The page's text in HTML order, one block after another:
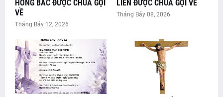
HỒNG BẮC ĐƯỢC CHÚA GỌI
VỀ
Tháng Bảy 12, 2026
LIÊN ĐƯỢC CHÚA GỌI VỀ
Tháng Bảy 08, 2026